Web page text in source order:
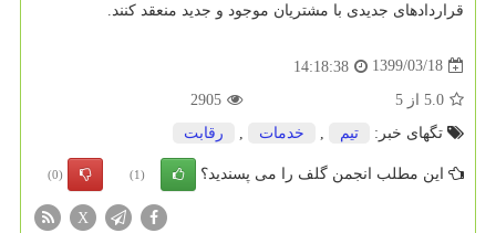
قراردادهای جدیدی با مشتریان موجود و جدید منعقد کنند.
1399/03/18
14:18:38
5.0 از 5
2905
تگهای خبر:
تیم خدمات رقابت
این مطلب انجمن گلف را می پسندید؟ (1)
(0)
X